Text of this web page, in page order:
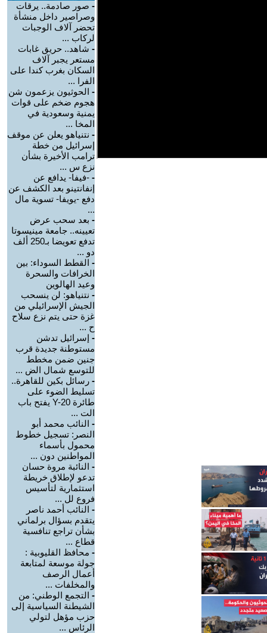
- صور صادمة.. يرقات
وصراصير داخل منشأة
تحضر آلاف الوجبات
لركاب ...
- شاهد.. حريق غابات
مستعر يجبر آلاف
السكان بغرب كندا على
الفرا ...
- الحوثيون يزعمون شن
هجوم ضخم على قوات
يمنية وسعودية في
المخا ...
- نتنياهو يعلن عن موقف
إسرائيل من خطة
ترامب الأخيرة بشأن
نزع س ...
- -فيفا- يدافع عن
إنفانتينو بعد الكشف عن
دفع -يويفا- تسوية مال
...
- بعد سحب عرض
تعيينه.. جامعة مينيسوتا
تدفع تعويضا بـ250 ألف
دو ...
- القطط السوداء: بين
الخرافات والسحرة
وعيد الهالوين
- نتنياهو: لن ينسحب
الجيش الإسرائيلي من
غزة حتى يتم نزع سلاح
ح ...
- إسرائيل تدشن
مستوطنة جديدة قرب
جنين ضمن مخطط
للتوسع شمال الض ...
- رسائل بكين للقاهرة..
تسليط الضوء على
طائرة Y-20 يفتح باب
الت ...
- النائب محمد أبو
النصر: تسجيل خطوط
محمول بأسماء
المواطنين دون ...
- النائبة مروة حسان
تدعو لإطلاق خريطة
استثمارية لتأسيس
فروع لل ...
- النائب أحمد ناصر
يتقدم بسؤال برلماني
بشأن تراجع تنافسية
قطاع ...
- محافظ القليوبية :
جولة موسعة لمتابعة
أعمال الرصف
والمخلفات ...
- التجمع الوطني: من
الشيطنة السياسية إلى
حزب مؤهل لتولي
الرئاس ...